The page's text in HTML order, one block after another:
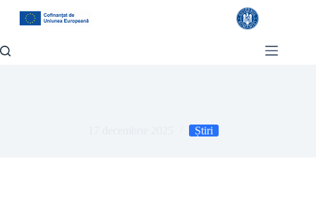
Știri